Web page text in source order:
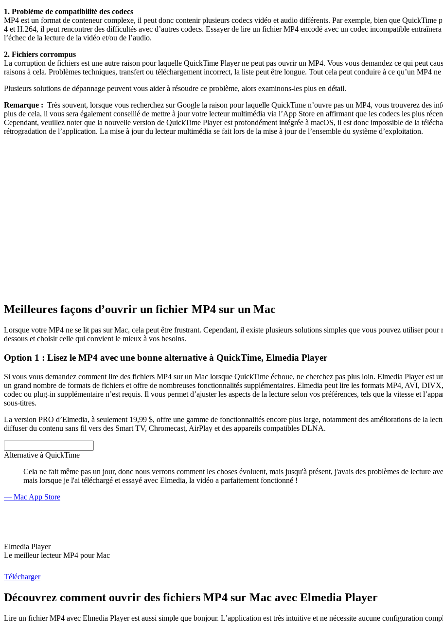
1. Problème de compatibilité des codecs
MP4 est un format de conteneur complexe, il peut donc contenir plusieurs codecs vidéo et audio différents. Par exemple, bien que
4 et H.264, il peut rencontrer des difficultés avec d’autres codecs. Essayer de lire un fichier MP4 encodé avec un codec incompatible
l’échec de la lecture de la vidéo et/ou de l’audio.
2. Fichiers corrompus
La corruption de fichiers est une autre raison pour laquelle QuickTime Player ne peut pas ouvrir un MP4. Vous vous demandez ce qui peut
raisons à cela. Problèmes techniques, transfert ou téléchargement incorrect, la liste peut être longue. Tout cela peut conduire à ce qu’un MP4
Plusieurs solutions de dépannage peuvent vous aider à résoudre ce problème, alors examinons-les plus en détail.
Remarque : Très souvent, lorsque vous recherchez sur Google la raison pour laquelle QuickTime n’ouvre pas un MP4, vous trouverez des
plus de cela, il vous sera également conseillé de mettre à jour votre lecteur multimédia via l’App Store en affirmant que les codecs les plus
Cependant, veuillez noter que la nouvelle version de QuickTime Player est profondément intégrée à macOS, il est donc impossible de la
rétrogradation de l’application. La mise à jour du lecteur multimédia se fait lors de la mise à jour de l’ensemble du système d’exploitation.
Meilleures façons d’ouvrir un fichier MP4 sur un Mac
Lorsque votre MP4 ne se lit pas sur Mac, cela peut être frustrant. Cependant, il existe plusieurs solutions simples que vous pouvez utiliser
dessous et choisir celle qui convient le mieux à vos besoins.
Option 1 : Lisez le MP4 avec une bonne alternative à QuickTime, Elmedia Player
Si vous vous demandez comment lire des fichiers MP4 sur un Mac lorsque QuickTime échoue, ne cherchez pas plus loin. Elmedia Player est un
un grand nombre de formats de fichiers et offre de nombreuses fonctionnalités supplémentaires. Elmedia peut lire les formats MP4, AVI,
codec ou plug-in supplémentaire n’est requis. Il vous permet d’ajuster les aspects de la lecture selon vos préférences, tels que la vitesse et
sous-titres.
La version PRO d’Elmedia, à seulement 19,99 $, offre une gamme de fonctionnalités encore plus large, notamment des améliorations de la
diffuser du contenu sans fil vers des Smart TV, Chromecast, AirPlay et des appareils compatibles DLNA.
Alternative à QuickTime
Cela ne fait même pas un jour, donc nous verrons comment les choses évoluent, mais jusqu'à présent, j'avais des problèmes de lecture
mais lorsque je l'ai téléchargé et essayé avec Elmedia, la vidéo a parfaitement fonctionné !
— Mac App Store
Elmedia Player
Le meilleur lecteur MP4 pour Mac
Télécharger
Découvrez comment ouvrir des fichiers MP4 sur Mac avec Elmedia Player
Lire un fichier MP4 avec Elmedia Player est aussi simple que bonjour. L’application est très intuitive et ne nécessite aucune configuration